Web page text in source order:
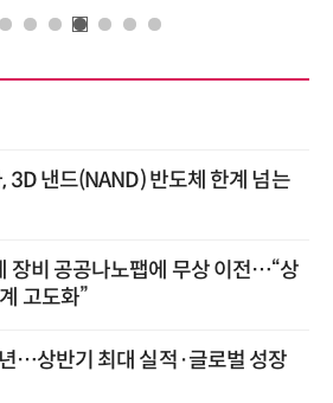
3D 낸드(NAND) 반도체 한계 넘는
장비 공공나노팹에 무상 이전…“상
고도화”
…상반기 최대 실적·글로벌 성장